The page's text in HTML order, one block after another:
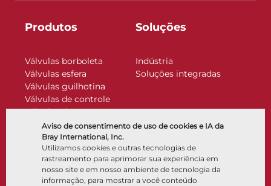
Aviso de consentimento de uso de cookies e IA da
Bray International, Inc.
Utilizamos cookies e outras tecnologias de
rastreamento para aprimorar sua experiência em
nosso site e em nosso ambiente de tecnologia da
informação, para mostrar a você conteúdo
Produtos
Válvulas borboleta
Válvulas esfera
Válvulas guilhotina
Válvulas de controle
Válvulas de retenção
Atuadores
Acessórios de controle
Criogênico
Soluções
Indústria
Soluções integradas
Empresa Recursos